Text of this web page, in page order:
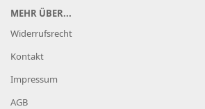
MEHR ÜBER...
Widerrufsrecht
Kontakt
Impressum
AGB